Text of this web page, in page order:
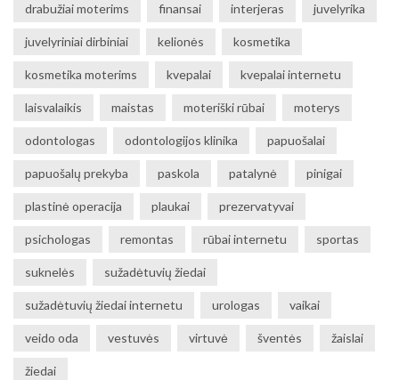
drabužiai moterims finansai interjeras juvelyrika
juvelyriniai dirbiniai kelionės kosmetika
kosmetika moterims kvepalai kvepalai internetu
laisvalaikis maistas moteriški rūbai moterys
odontologas odontologijos klinika papuošalai
papuošalų prekyba paskola patalynė pinigai
plastinė operacija plaukai prezervatyvai
psichologas remontas rūbai internetu sportas
suknelės sužadėtuvių žiedai
sužadėtuvių žiedai internetu urologas vaikai
veido oda vestuvės virtuvė šventės žaislai
žiedai